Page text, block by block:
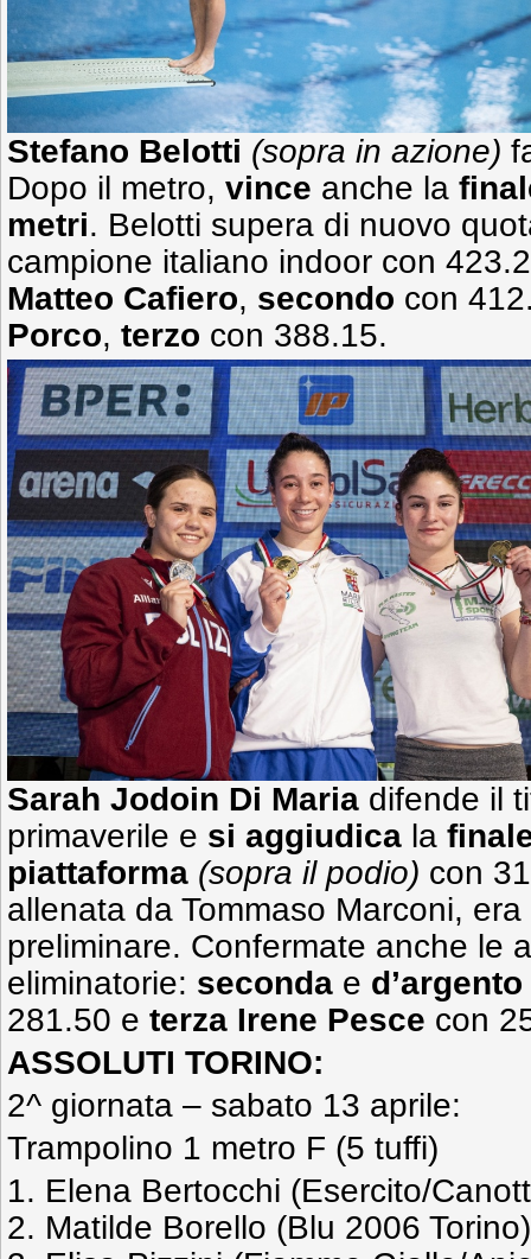
Stefano Belotti (sopra in azione)
Dopo il metro, vince anche la
metri. Belotti supera di nuovo
campione italiano indoor con
Matteo Cafiero, secondo con
Porco, terzo con 388.15.
Sarah Jodoin Di Maria difende il
primaverile e si aggiudica la
piattaforma (sopra il podio) con
allenata da Tommaso Marconi,
preliminare. Confermate anche le
eliminatorie: seconda e d’argento
281.50 e terza Irene Pesce con
ASSOLUTI TORINO:
2^ giornata – sabato 13 aprile:
Trampolino 1 metro F (5 tuffi)
1. Elena Bertocchi (Esercito/
2. Matilde Borello (Blu 2006